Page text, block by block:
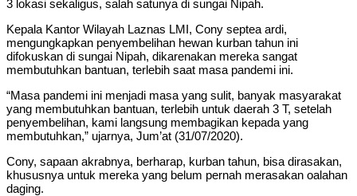
3 lokasi sekaligus, salah satunya di sungai Nipah.
Kepala Kantor Wilayah Laznas LMI, Cony septea ardi,
mengungkapkan penyembelihan hewan kurban tahun ini
difokuskan di sungai Nipah, dikarenakan mereka sangat
membutuhkan bantuan, terlebih saat masa pandemi ini.
“Masa pandemi ini menjadi masa yang sulit, banyak masyarakat
yang membutuhkan bantuan, terlebih untuk daerah 3 T, setelah
penyembelihan, kami langsung membagikan kepada yang
membutuhkan,” ujarnya, Jum’at (31/07/2020).
Cony, sapaan akrabnya, berharap, kurban tahun, bisa dirasakan,
khususnya untuk mereka yang belum pernah merasakan oalahan
daging.